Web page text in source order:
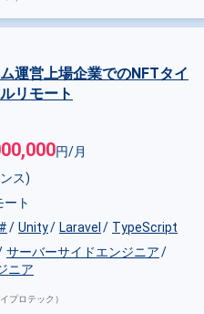
運営上場企業でのNFTタイ
リモート
円/月
ス)
ート
Unity Laravel
TypeScript
サーバーサイドエンジニア
ニア
プロテック）